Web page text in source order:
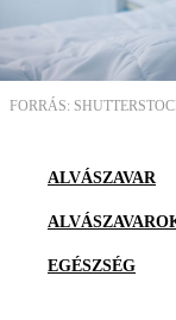
FORRÁS:
ALVÁSZAVAR
EGÉSZSÉG